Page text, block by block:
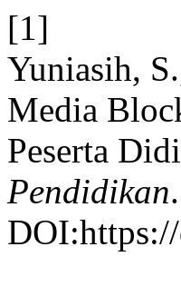
[1]
Yuniasih,
Media
Peserta
Pendidikan